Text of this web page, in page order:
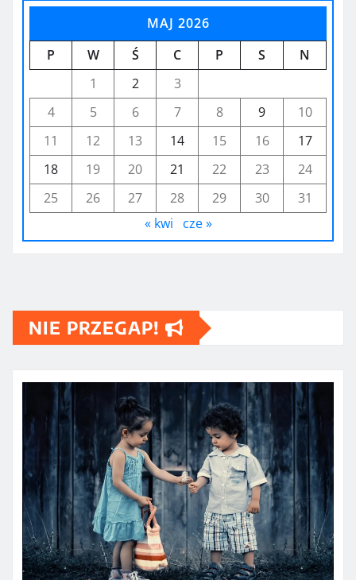
MAJ 2026
P
W Ś C P S
N
1
2
3
4
5 6 7 8 9
10
11
12 13 14 15 16
17
18
19 20 21 22 23
24
25
26 27 28 29 30
31
« kwi
cze »
NIE PRZEGAP!